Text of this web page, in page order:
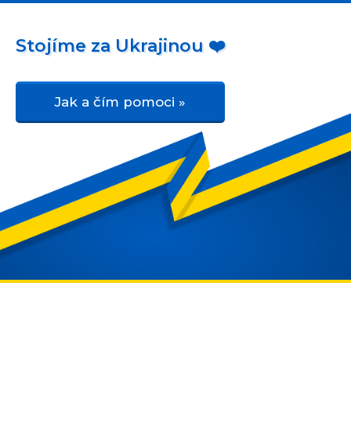
Stojíme za Ukrajinou ❤️
Jak a čím pomoci »